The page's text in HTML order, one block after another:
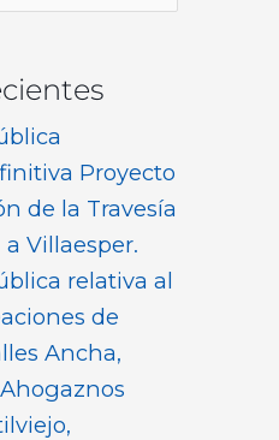
Proyecto
de la Travesía
Villaesper.
relativa al
de
Ancha,